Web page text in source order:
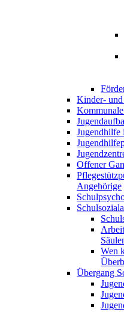
Kinder- und
Jugendhilfe
Offener
Angehörige
Wen
Übergang